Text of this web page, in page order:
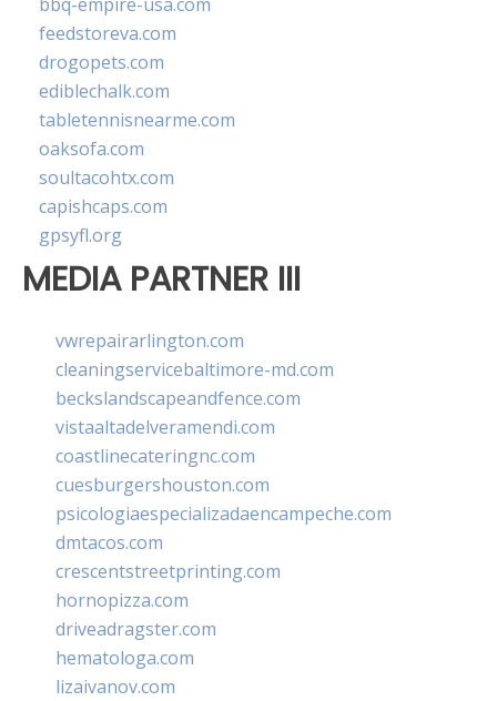
feedstoreva.com
drogopets.com
ediblechalk.com
tabletennisnearme.com
oaksofa.com
soultacohtx.com
capishcaps.com
gpsyfl.org
MEDIA PARTNER III
vwrepairarlington.com
cleaningservicebaltimore-md.com
beckslandscapeandfence.com
vistaaltadelveramendi.com
coastlinecateringnc.com
cuesburgershouston.com
psicologiaespecializadaencampeche.com
dmtacos.com
crescentstreetprinting.com
hornopizza.com
driveadragster.com
hematologa.com
lizaivanov.com